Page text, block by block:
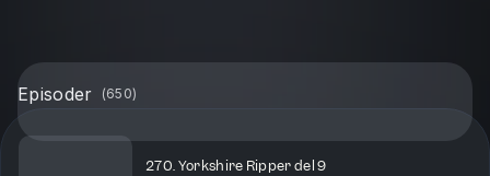
Episoder (650)
270. Yorkshire Ripper del 9